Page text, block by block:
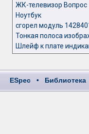
ЖК-телевизор Вопрос
Ноутбук
сгорел модуль
Тонкая полоса
Шлейф к плате
ESpec • Библиотека